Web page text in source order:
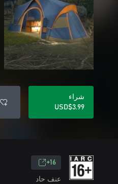
شراء
USD$3.99
16+
عنف حاد